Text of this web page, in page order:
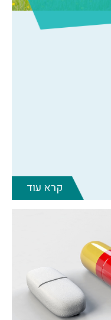
קרא עוד